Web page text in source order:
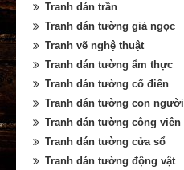
Tranh dán trần
Tranh dán tường giả ngọc
Tranh vẽ nghệ thuật
Tranh dán tường ẩm thực
Tranh dán tường cổ điển
Tranh dán tường con người
Tranh dán tường công viên
Tranh dán tường cửa sổ
Tranh dán tường động vật